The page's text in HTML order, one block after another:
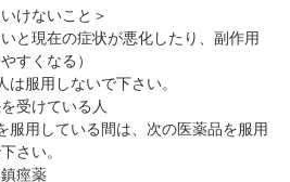
けないこと＞
いと現在の症状が悪化したり、副作用
すくなる）
は服用しないで下さい。
受けている人
服用している間は、次の医薬品を服用
さい。
痙薬